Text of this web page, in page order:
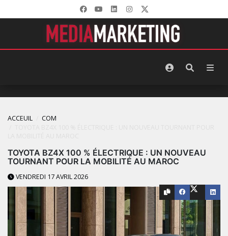
ACCEUIL
COM
TOYOTA BZ4X 100 % ÉLECTRIQUE : UN NOUVEAU
TOURNANT POUR LA MOBILITÉ AU MAROC
VENDREDI 17 AVRIL 2026